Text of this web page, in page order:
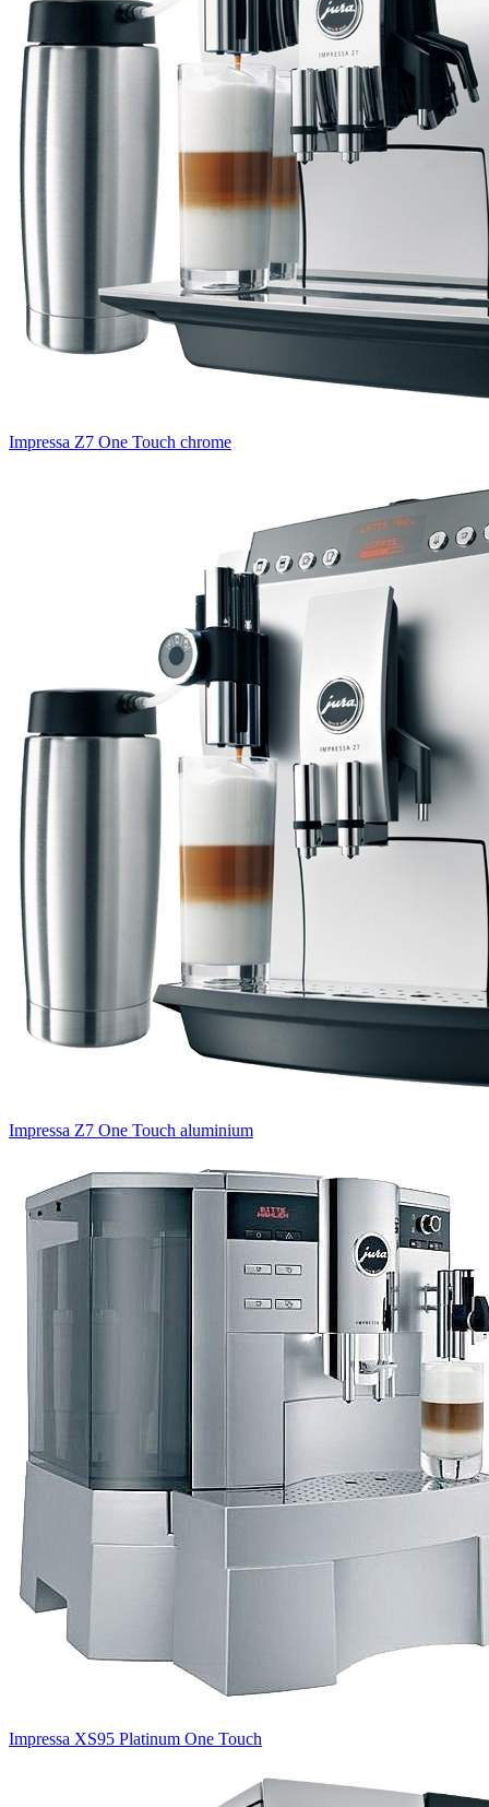
Impressa Z7 One Touch chrome
Impressa Z7 One Touch aluminium
Impressa XS95 Platinum One Touch